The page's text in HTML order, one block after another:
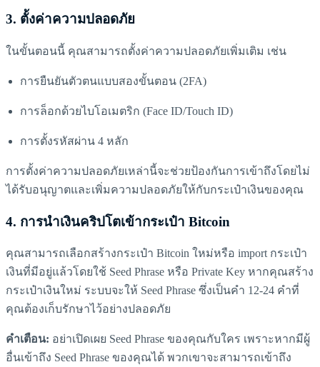
3. ตั้งค่าความปลอดภัย
ในขั้นตอนนี้ คุณสามารถตั้งค่าความปลอดภัยเพิ่มเติม เช่น
การยืนยันตัวตนแบบสองขั้นตอน (2FA)
การล็อกด้วยไบโอเมตริก (Face ID/Touch ID)
การตั้งรหัสผ่าน 4 หลัก
การตั้งค่าความปลอดภัยเหล่านี้จะช่วยป้องกันการเข้าถึงโดยไม่
ได้รับอนุญาตและเพิ่มความปลอดภัยให้กับกระเป๋าเงินของคุณ
4. การนำเงินคริปโตเข้ากระเป๋า Bitcoin
คุณสามารถเลือกสร้างกระเป๋า Bitcoin ใหม่หรือ import กระเป๋า
เงินที่มีอยู่แล้วโดยใช้ Seed Phrase หรือ Private Key หากคุณสร้าง
กระเป๋าเงินใหม่ ระบบจะให้ Seed Phrase ซึ่งเป็นคำ 12-24 คำที่
คุณต้องเก็บรักษาไว้อย่างปลอดภัย
คำเตือน: อย่าเปิดเผย Seed Phrase ของคุณกับใคร เพราะหากมีผู้
อื่นเข้าถึง Seed Phrase ของคุณได้ พวกเขาจะสามารถเข้าถึง